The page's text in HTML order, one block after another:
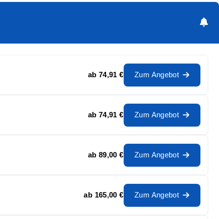
ab 74,91 € Zum Angebot
ab 74,91 € Zum Angebot
ab 89,00 € Zum Angebot
ab 165,00 € Zum Angebot